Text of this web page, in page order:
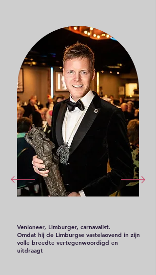
Venloneer, Limburger, carnavalist.
Omdat hij de Limburgse vastelaovend in zijn
volle breedte vertegenwoordigd en
uitdraagt